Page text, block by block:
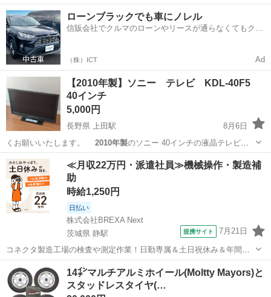
静岡 静岡市 キッチン家電 炊飯ジャー
ローンブラックでも車にノレル
信販会社でクルマのローンやリースが通らなくてもクル
（株）ICT Ad
【2010年製】ソニー テレビ KDL‐40F5
40インチ
5,000円
長野県 上田駅
8月6日
くお願いいたします。 2010年製のソニー 40インチの液晶テレビ
で…
長野 上田市 上田駅 テレビ 40インチ
≪月収22万円・派遣社員≫機械操作・製造補
助
時給1,250円
日払い
株式会社BREXA Next
茨城県 静駅
提携サイト 7月21日
コネクタ製造工場の検査や測定作業！日勤専属＆土日祝休み＆年間休
日128日★クリーンルーム内作業★マイカー通勤OK＆無料駐車場あり
★就業先食堂利用可！日払い制度あり！《茨城県常陸大宮市》 人気の
工場のお仕事 ◇コネクタ製造工...
茨城 常陸大宮市
14㌅マルチアルミホイール(Moltty Mayors)と
スタッドレスタイヤ(…